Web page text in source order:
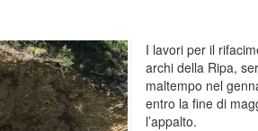
I lavori per il
archi della Ripa,
maltempo nel
entro la fine di
l’appalto.